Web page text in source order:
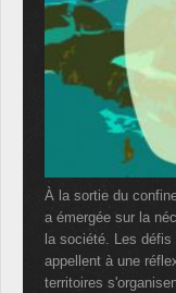
À la sortie du
a émergée sur la
la société. Les défis
appellent à une
territoires